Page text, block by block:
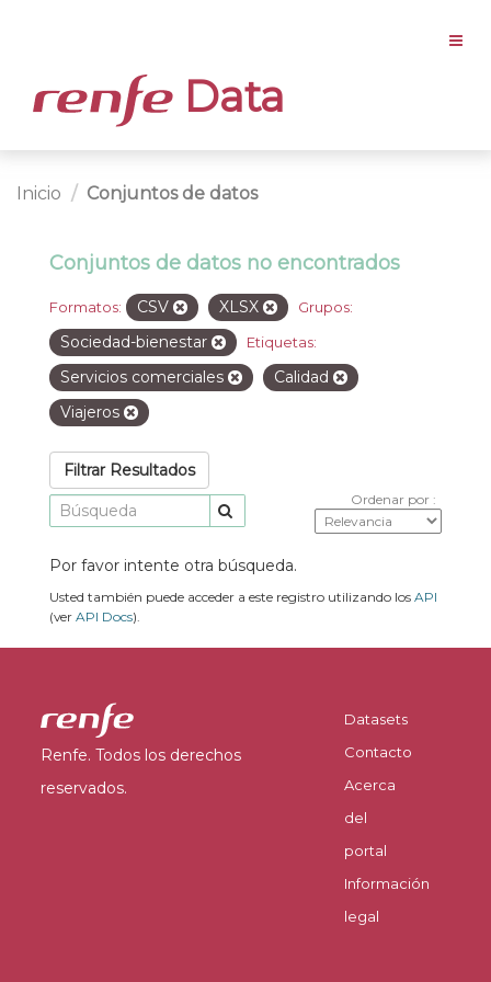
Data
Inicio Conjuntos de datos
Conjuntos de datos no encontrados
Formatos: CSV XLSX Grupos:
Sociedad-bienestar Etiquetas:
Servicios comerciales
Calidad
Viajeros
Filtrar Resultados
Ordenar por
Por favor intente otra búsqueda.
Usted también puede acceder a este registro utilizando los API
(ver API Docs).
Renfe. Todos los derechos
reservados.
Datasets
Contacto
Acerca
del
portal
Información
legal